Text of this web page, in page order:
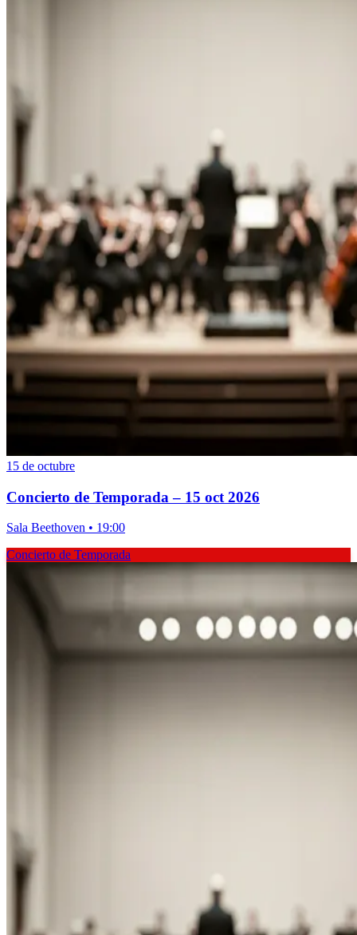
15 de octubre
Concierto de Temporada – 15 oct 2026
Sala Beethoven • 19:00
Concierto de Temporada